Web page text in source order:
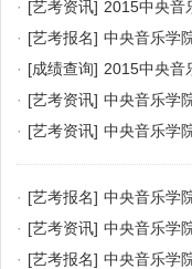
· [艺考资讯] 2015中央音
· [艺考报名] 中央音乐学
· [成绩查询] 2015中央音
· [艺考资讯] 中央音乐学
· [艺考资讯] 中央音乐学
· [艺考报名] 中央音乐学
· [艺考资讯] 中央音乐学
· [艺考报名] 中央音乐学